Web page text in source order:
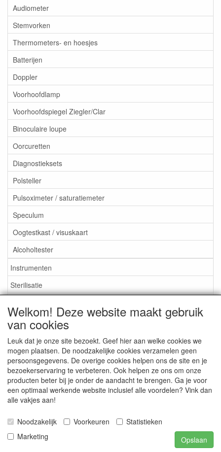
Audiometer
Stemvorken
Thermometers- en hoesjes
Batterijen
Doppler
Voorhoofdlamp
Voorhoofdspiegel Ziegler/Clar
Binoculaire loupe
Oorcuretten
Diagnostieksets
Polsteller
Pulsoximeter / saturatiemeter
Speculum
Oogtestkast / visuskaart
Alcoholtester
Instrumenten
Sterilisatie
Aktieartikelen
Medisan Trading te Alblasserdam. Alle genoemde prijzen zijn
inclusief BTW enexclusief verzendkostentenzij anders
aangegeven.
Welkom! Deze website maakt gebruik
van cookies
Leuk dat je onze site bezoekt. Geef hier aan welke cookies we
mogen plaatsen. De noodzakelijke cookies verzamelen geen
persoonsgegevens. De overige cookies helpen ons de site en je
bezoekerservaring te verbeteren. Ook helpen ze ons om onze
producten beter bij je onder de aandacht te brengen. Ga je voor
een optimaal werkende website inclusief alle voordelen? Vink dan
alle vakjes aan!
Noodzakelijk Voorkeuren
Statistieken
Marketing
Opslaan